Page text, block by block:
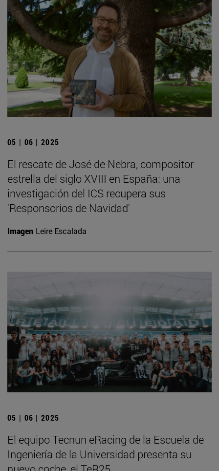
05 | 06 | 2025
El rescate de José de Nebra, compositor
estrella del siglo XVIII en España: una
investigación del ICS recupera sus
'Responsorios de Navidad'
Imagen Leire Escalada
05 | 06 | 2025
El equipo Tecnun eRacing de la Escuela de
Ingeniería de la Universidad presenta su